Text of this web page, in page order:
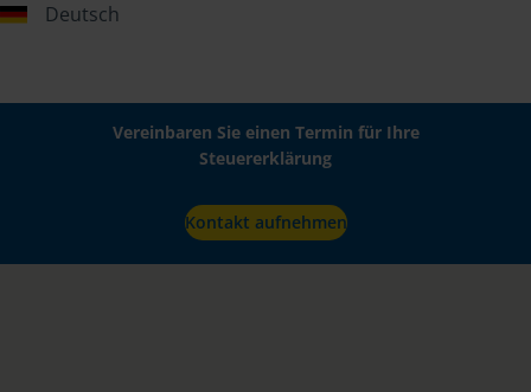
Deutsch
Vereinbaren Sie einen Termin für Ihre
Steuererklärung
Kontakt aufnehmen